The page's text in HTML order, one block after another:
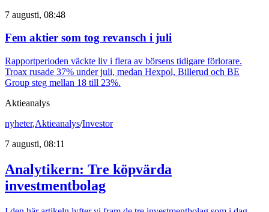
7 augusti, 08:48
Fem aktier som tog revansch i juli
Rapportperioden väckte liv i flera av börsens tidigare förlorare.
Troax rusade 37% under juli, medan Hexpol, Billerud och BE
Group steg mellan 18 till 23%.
Aktieanalys
nyheter,Aktieanalys/Investor
7 augusti, 08:11
Analytikern: Tre köpvärda
investmentbolag